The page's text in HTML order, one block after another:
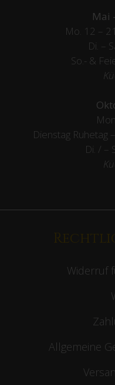
Mai
Mo. 12 –
Di. –
So.- &
Dienstag Ruhetag
Di. / –
Widerruf
Allgemeine